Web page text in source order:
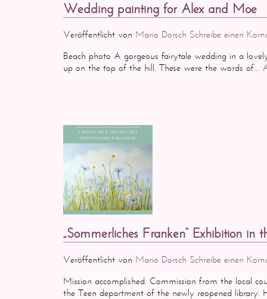
Wedding painting for Alex and Moe
Veröffentlicht von Mario Dorsch Schreibe einen
Beach photo A gorgeous fairytale wedding in a
up on the top of the hill. These were the words of...
„Sommerliches Franken“ Exhibition in
Veröffentlicht von Mario Dorsch Schreibe einen
Mission accomplished. Commission from the local
the Teen department of the newly reopened library.